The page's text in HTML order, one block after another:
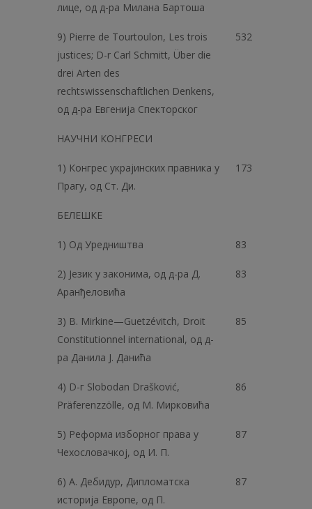
лице, од д-ра Милана Бартоша
9) Pierre de Tourtoulon, Les trois
justices; D-r Carl Schmitt, Über die
drei Arten des
rechtswissenschaftlichen Denkens,
од д-ра Евгенија Спекторског
532
НАУЧНИ КОНГРЕСИ
1) Конгрес украјинских правника у
Прагу, од Ст. Ди.
173
БЕЛЕШКЕ
1) Од Уредништва 83
2) Језик у законима, од д-ра Д.
Аранђеловића
83
3) В. Mirkine—Guetzévitch, Droit
Constitutionnel international, од д-
ра Данила Ј. Данића
85
4) D-г Slobodan Drašković,
Präferenzzölle, од M. Мирковића
86
5) Реформа изборног права у
Чехословачкој, од И. П.
87
6) А. Дебидур, Дипломатска
историја Европе, од П.
87